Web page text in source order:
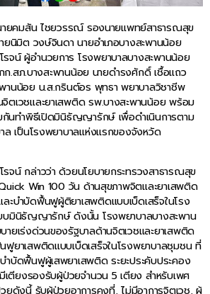
ยคมสัน ไชยวรรณ์ รองนายแพทย์สาธารณสุข
ยนิมิต วงษ์จินดา นายอำเภอบางสะพานน้อย
น์ ผู้อำนวยการ โรงพยาบาลบางสะพานน้อย
ก.สภ.บางสะพานน้อย นายดำรงศักดิ์ เชื้อแถว
านน้อย น.ส.กรินต์อร พุทธา พยาบาลวิชาชีพ
ตเวชและยาเสพติด รพ.บางสะพานน้อย พร้อม
กันทำพิธีเปิดมินิธัญญารักษ์ เพื่อดำเนินการตาม
ล เป็นโรงพยาบาลแห่งแรกของจังหวัด
น์ กล่าวว่า ด้วยนโยบายกระทรวงสาธารณสุข
Win 100 วัน ด้านสุขภาพจิตและยาเสพติด
ละบำบัดฟื้นฟูผู้ติยาเสพติดแบบเบ็ดเสร็จในโรง
มินิธัญญารักษ์ ดังนั้น โรงพยาบาลบางสะพาน
ายเร่งด่วนของรัฐบาลด้านจิตเวชและยาเสพติด
ฟูยาเสพติดแบบเบ็ดเสร็จในโรงพยาบาลชุมชน ที่
ำบัดฟื้นฟูผู้เสพยาเสพติด ระยะประคับประคอง
เตียงรองรับผู้ป่วยจำนวน 5 เตียง สำหรับเพศ
ยดังนี้ รับผู้ป่วยอาการคงที่, ไม่มีอาการจิตเวช, ผู้